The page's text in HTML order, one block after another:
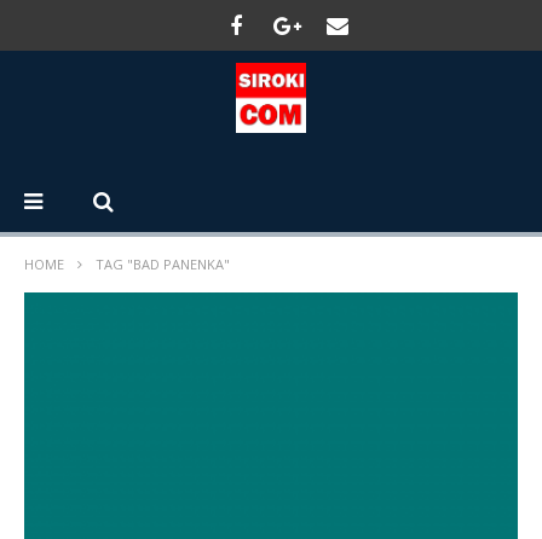
HOME TAG "BAD PANENKA"